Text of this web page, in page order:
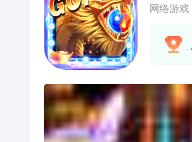
网络游戏